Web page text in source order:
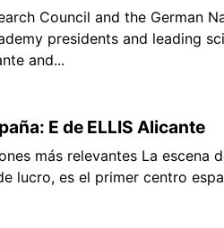
Council and the German
presidents and leading
and...
E de ELLIS Alicante
más relevantes La escena
lucro, es el primer centro